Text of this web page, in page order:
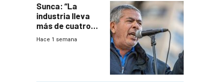
Sunca: “La
industria lleva
más de cuatro
meses sin
Hace 1 semana